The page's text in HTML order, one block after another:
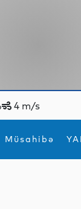
4 m/s
Müsahibə